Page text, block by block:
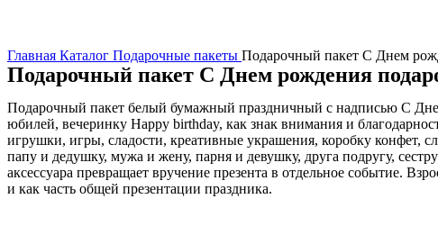
Главная Каталог Подарочные пакеты Подарочный пакет С Днем
Подарочный пакет С Днем рождения
Подарочный пакет белый бумажный праздничный с надписью С
юбилей, вечеринку Happy birthday, как знак внимания и
игрушки, игры, сладости, креативные украшения, коробку
папу и дедушку, мужа и жену, парня и девушку, друга подругу,
аксессуара превращает вручение презента в отдельное событие.
и как часть общей презентации праздника.